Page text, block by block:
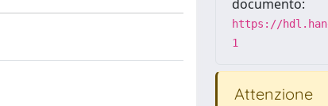
documento:
https://
1
Attenzione